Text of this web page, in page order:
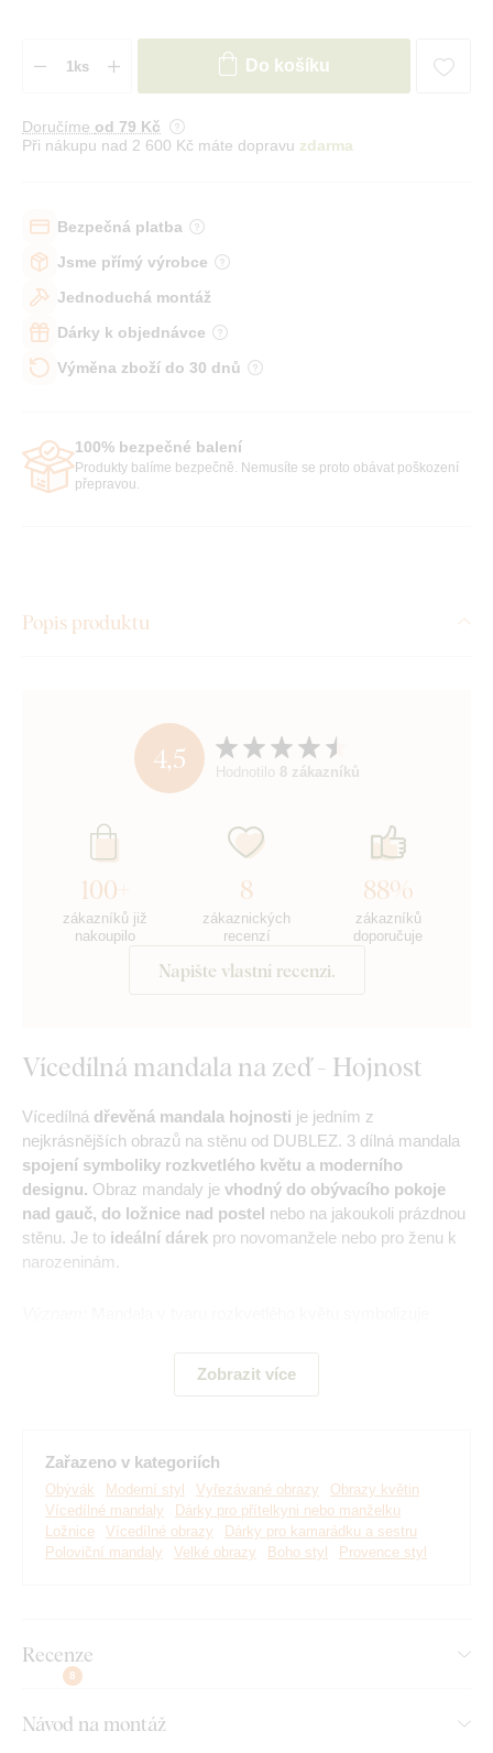
Do košíku
Doručíme od 79 Kč
Při nákupu nad 2 600 Kč máte dopravu zdarma
Bezpečná platba
Jsme přímý výrobce
Jednoduchá montáž
Dárky k objednávce
Výměna zboží do 30 dnů
100% bezpečné balení
Produkty balíme bezpečně. Nemusíte se proto obávat poškození
přepravou.
Popis produktu
4,5 Hodnotilo 8 zákazníků
100+
zákazníků již
nakoupilo
8
zákaznických
recenzí
88%
zákazníků
doporučuje
Napište vlastní recenzi.
Vícedílná mandala na zeď - Hojnost
Vícedílná dřevěná mandala hojnosti je jedním z
nejkrásnějších obrazů na stěnu od DUBLEZ. 3 dílná mandala
spojení symboliky rozkvetlého květu a moderního
designu. Obraz mandaly je vhodný do obývacího pokoje
nad gauč, do ložnice nad postel nebo na jakoukoli prázdnou
stěnu. Je to ideální dárek pro novomanžele nebo pro ženu k
narozeninám.
každého interiéru pocit vyváženosti a pokoje.
Hlavní výhody produktu:
Nadčasový design dřevěné dekorace
Skvěle se hodí do obývacího pokoje nad gauč
Nabídka mnoha dekorů
Zobrazit více
Zařazeno v kategoriích
Obývák Moderní styl Vyřezávané obrazy
Obrazy květin
Vícedílné mandaly
Dárky pro přítelkyni nebo manželku
Ložnice
Vícedílné obrazy
Dárky pro kamarádku a sestru
Poloviční mandaly
Velké obrazy Boho styl Provence styl
Recenze
8
Návod na montáž